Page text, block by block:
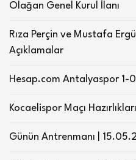
Olağan Genel Kurul İlanı
Rıza Perçin ve Mustafa
Açıklamalar
Hesap.com Antalyaspor 1-
Kocaelispor Maçı
Günün Antrenmanı |